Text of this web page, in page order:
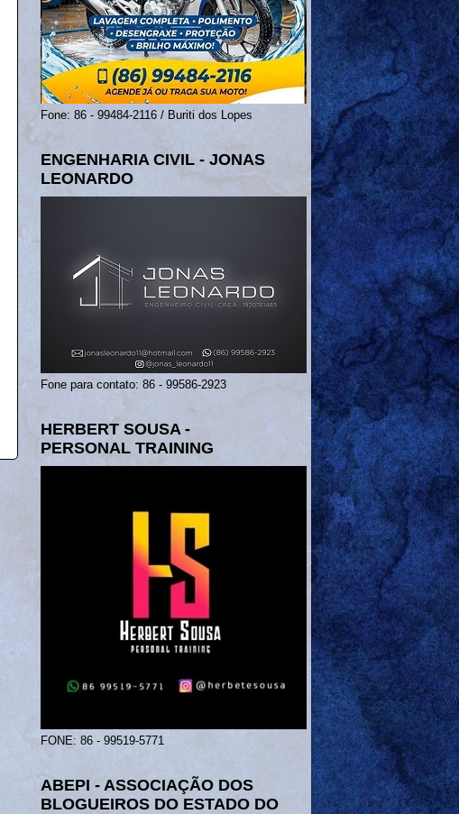
Fone: 86 - 99484-2116 / Buriti dos Lopes
ENGENHARIA CIVIL - JONAS
LEONARDO
Fone para contato: 86 - 99586-2923
HERBERT SOUSA -
PERSONAL TRAINING
FONE: 86 - 99519-5771
ABEPI - ASSOCIAÇÃO DOS
BLOGUEIROS DO ESTADO DO